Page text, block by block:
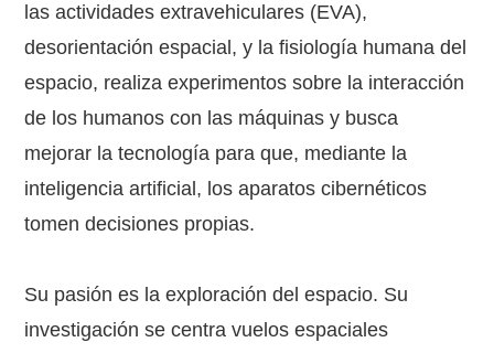
las actividades extravehiculares (EVA),
desorientación espacial, y la fisiología humana del
espacio, realiza experimentos sobre la interacción
de los humanos con las máquinas y busca
mejorar la tecnología para que, mediante la
inteligencia artificial, los aparatos cibernéticos
tomen decisiones propias.
Su pasión es la exploración del espacio. Su
investigación se centra vuelos espaciales